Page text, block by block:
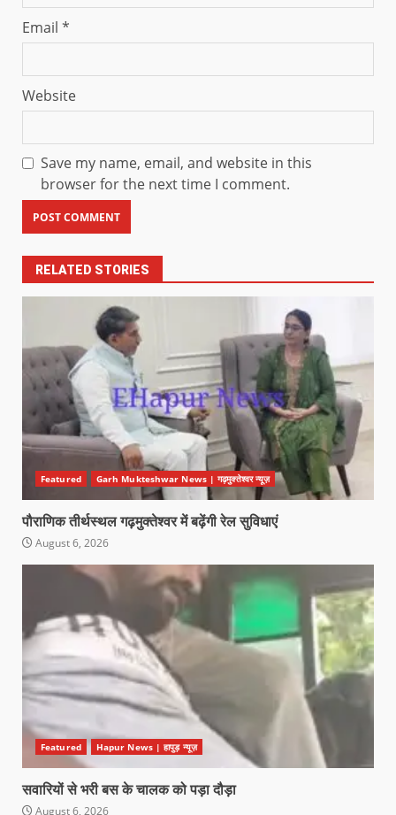
Email *
Website
Save my name, email, and website in this
browser for the next time I comment.
RELATED STORIES
Featured Garh Mukteshwar News | गढ़मुक्तेश्वर न्यूज़
पौराणिक तीर्थस्थल गढ़मुक्तेश्वर में बढ़ेंगी रेल सुविधाएं
August 6, 2026
Featured Hapur News | हापुड़ न्यूज़
सवारियों से भरी बस के चालक को पड़ा दौड़ा
August 6, 2026